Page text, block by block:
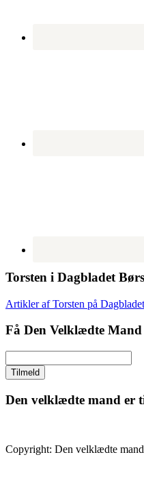
Torsten i Dagbladet
Artikler af Torsten på
Få Den Velklædte
Den velklædte mand er
Copyright: Den velklædte